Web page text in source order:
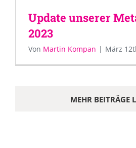
Update unserer
2023
Von Martin Kompan | März
MEHR BEITRÄGE